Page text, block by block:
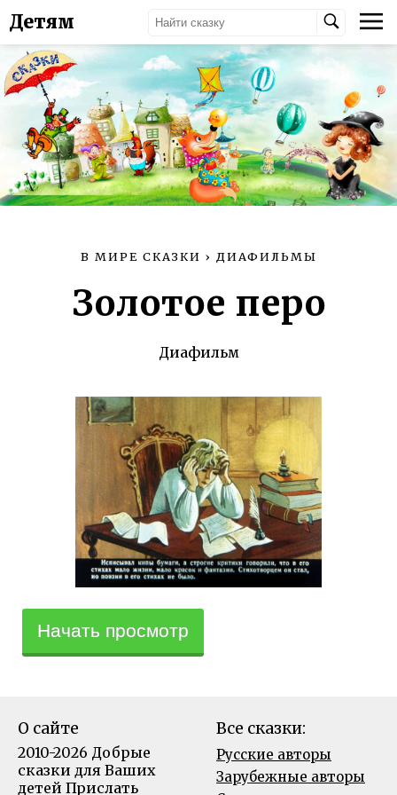
Детям
В МИРЕ СКАЗКИ › ДИАФИЛЬМЫ
Золотое перо
Диафильм
Начать просмотр
О сайте
2010-2026 Добрые
сказки для Ваших
детей Прислать
Все сказки:
Русские авторы
Зарубежные авторы